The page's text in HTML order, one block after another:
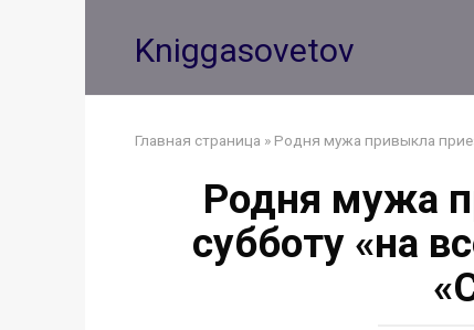
Kniggasovetov
Главная страница » Родня мужа привыкла
Родня мужа
субботу «на